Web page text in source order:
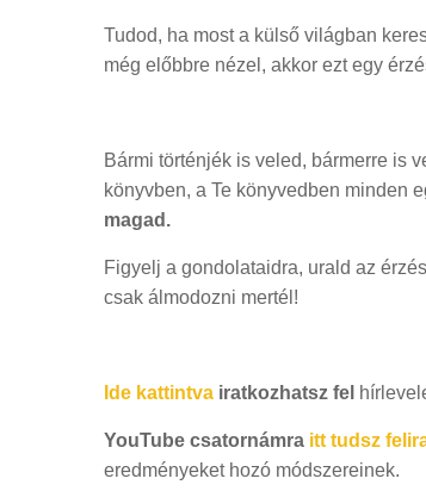
Tudod, ha most a külső világban
még előbbre nézel, akkor ezt egy
Bármi történjék is veled, bármerre is
könyvben, a Te könyvedben minden
magad.
Figyelj a gondolataidra, urald az
csak álmodozni mertél!
Ide kattintva iratkozhatsz fel
YouTube csatornámra itt tudsz
eredményeket hozó módszereinek.